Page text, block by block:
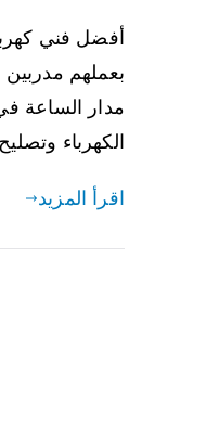
أفضل فني
بعملهم مدربين
الكهرباء
اقرأ المزيد